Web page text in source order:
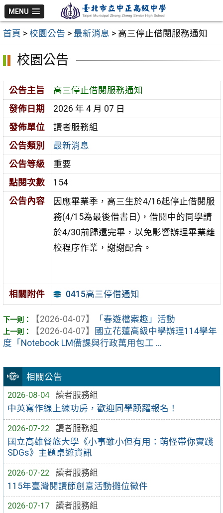
跳
至
主
MENU
首頁 > 校園公告 > 最新消息 > 高三停止借閱服務通知
相關公告
2026-08-04
讀者服務組
中英寫作線上練功房，歡迎同學踴躍報名！
2026-07-22
讀者服務組
國立高雄餐旅大學《小事雖小但有用：萌怪帶你實踐
SDGs》主題桌遊資訊
2026-07-22
讀者服務組
115年臺灣閱讀節創意活動攤位徵件
2026-07-17
讀者服務組
校園公告
公告主旨
高三停止借閱服務通知
發佈日期
2026 年 4 月 07 日
發佈單位
讀者服務組
公告類別
最新消息
公告等級
重要
點閱次數
154
公告內容
因應畢業季，高三生於4/16起停止借閱服
務(4/15為最後借書日)，借閱中的同學請
於4/30前歸還完畢，以免影響辦理畢業離
校程序作業，謝謝配合。
相關附件 0415高三停借通知
【2026-04-07】
「春遊檔案趣」活動
【2026-04-07】
國立花蓮高級中學辦理114學年
度「Notebook LM備課與行政萬用包工 ...